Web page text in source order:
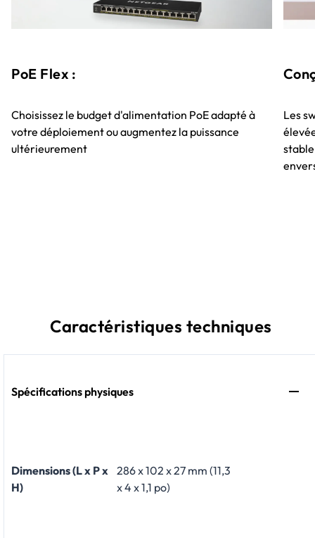
PoE Flex :
Choisissez le budget d'alimentation PoE adapté à
votre déploiement ou augmentez la puissance
ultérieurement
Les
Caractéristiques techniques
Spécifications physiques
Dimensions (L x P x
H)
286 x 102 x 27 mm (11,3
x 4 x 1,1 po)